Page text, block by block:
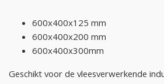
600x400x125 mm
600x400x200 mm
600x400x300mm
Geschikt voor de vleesverwerkende